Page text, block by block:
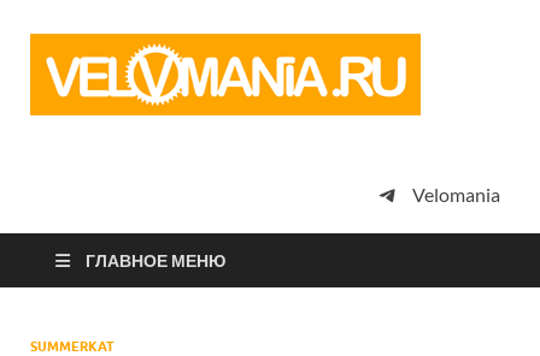
просто
Velomania
ГЛАВНОЕ МЕНЮ
SUMMERKAT